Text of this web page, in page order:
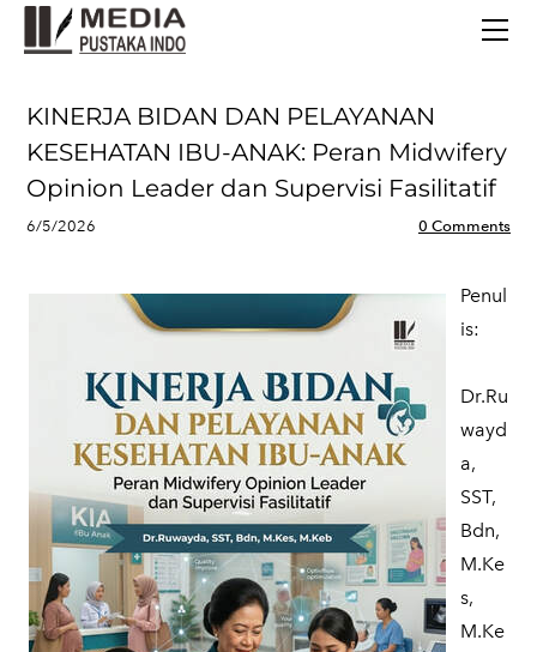
KINERJA BIDAN DAN PELAYANAN
KESEHATAN IBU-ANAK: Peran Midwifery
Opinion Leader dan Supervisi Fasilitatif
6/5/2026 0 Comments
Penul
is:
Dr.Ru
wayd
a,
SST,
Bdn,
M.Ke
s,
M.Ke